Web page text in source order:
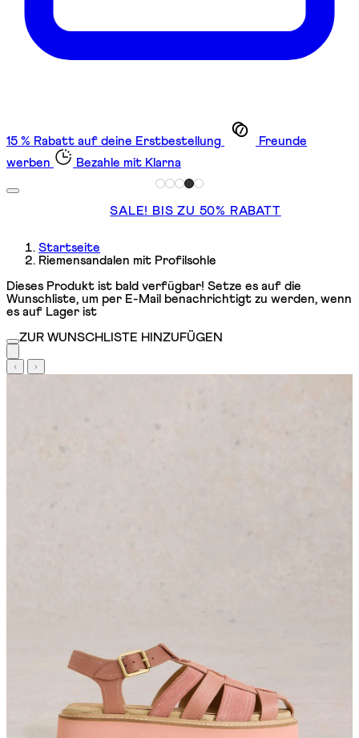
15 % Rabatt auf deine Erstbestellung
Freunde
werben
Bezahle mit Klarna
SALE! BIS ZU 50% RABATT
Startseite
Riemensandalen mit Profilsohle
Dieses Produkt ist bald verfügbar! Setze es auf die
Wunschliste, um per E-Mail benachrichtigt zu werden, wenn
es auf Lager ist
ZUR WUNSCHLISTE HINZUFÜGEN